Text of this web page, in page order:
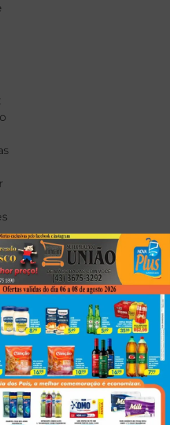
Ladrões Levam Dois Bezerros De 200 Kg De Propriedade Rural Em Uniflor
Next
Bebê Queimado Em Banho Em CMEI Passa Por Cirurgia; 18% Do Corpo Foi Atingido